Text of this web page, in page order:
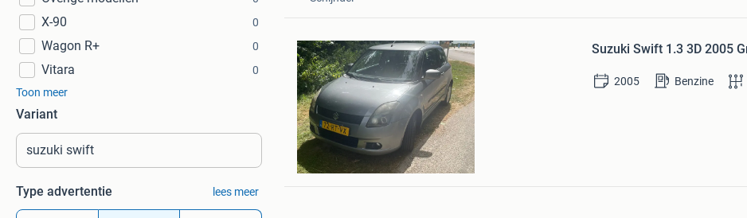
X-90 0
Wagon R+ 0
Vitara
0
Toon meer
Variant
Type advertentie lees meer
Mijn
Favorieten
Suzuki Swift 1.3 3D 2005
2005 Benzine
Daryl Kinnane
Roden